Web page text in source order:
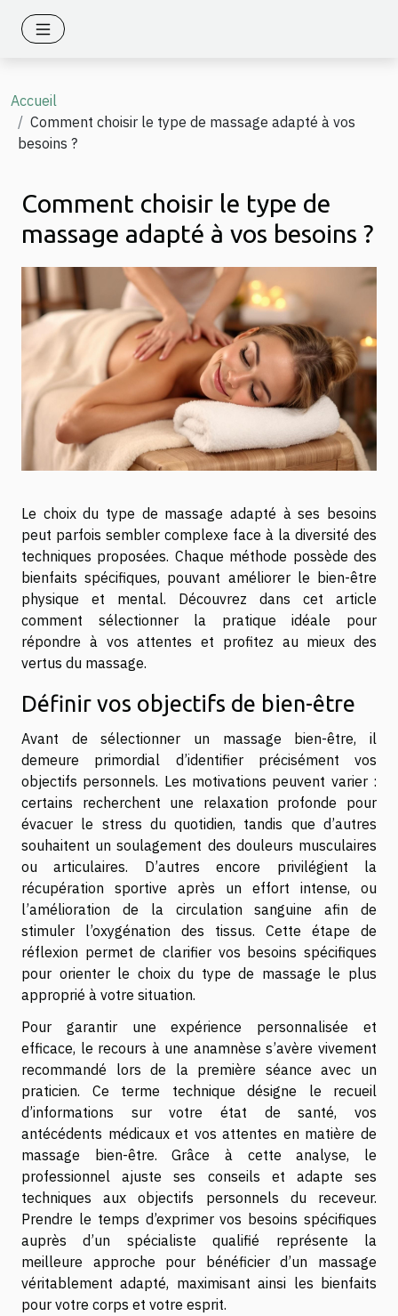
Accueil
Comment choisir le type de massage adapté à vos
besoins ?
Comment choisir le type de
massage adapté à vos besoins ?
Le choix du type de massage adapté à ses besoins
peut parfois sembler complexe face à la diversité des
techniques proposées. Chaque méthode possède des
bienfaits spécifiques, pouvant améliorer le bien-être
physique et mental. Découvrez dans cet article
comment sélectionner la pratique idéale pour
répondre à vos attentes et profitez au mieux des
vertus du massage.
Définir vos objectifs de bien-être
Avant de sélectionner un massage bien-être, il
demeure primordial d’identifier précisément vos
objectifs personnels. Les motivations peuvent varier :
certains recherchent une relaxation profonde pour
évacuer le stress du quotidien, tandis que d’autres
souhaitent un soulagement des douleurs musculaires
ou articulaires. D’autres encore privilégient la
récupération sportive après un effort intense, ou
l’amélioration de la circulation sanguine afin de
stimuler l’oxygénation des tissus. Cette étape de
réflexion permet de clarifier vos besoins spécifiques
pour orienter le choix du type de massage le plus
approprié à votre situation.
Pour garantir une expérience personnalisée et
efficace, le recours à une anamnèse s’avère vivement
recommandé lors de la première séance avec un
praticien. Ce terme technique désigne le recueil
d’informations sur votre état de santé, vos
antécédents médicaux et vos attentes en matière de
massage bien-être. Grâce à cette analyse, le
professionnel ajuste ses conseils et adapte ses
techniques aux objectifs personnels du receveur.
Prendre le temps d’exprimer vos besoins spécifiques
auprès d’un spécialiste qualifié représente la
meilleure approche pour bénéficier d’un massage
véritablement adapté, maximisant ainsi les bienfaits
pour votre corps et votre esprit.